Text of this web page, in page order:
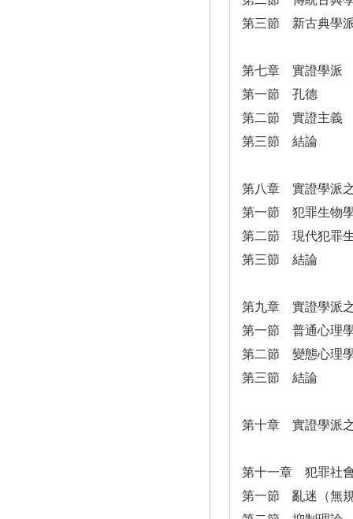
第三節 新古典學
第七章 實證學派
第一節 孔德
第二節 實證主義
第三節 結論
第八章 實證學派
第一節 犯罪生物
第二節 現代犯罪
第三節 結論
第九章 實證學派
第一節 普通心理
第二節 變態心理
第三節 結論
第十章 實證學派
第十一章 犯罪社
第一節 亂迷（無